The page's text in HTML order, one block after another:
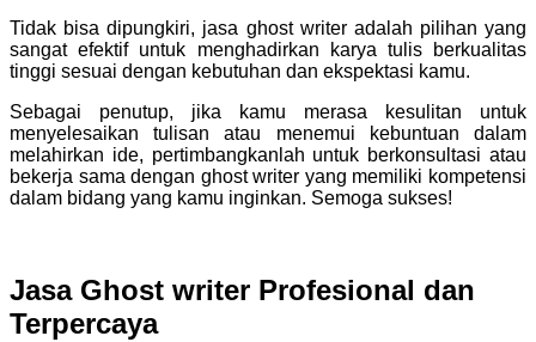
Tidak bisa dipungkiri, jasa ghost writer adalah pilihan yang
sangat efektif untuk menghadirkan karya tulis berkualitas
tinggi sesuai dengan kebutuhan dan ekspektasi kamu.
Sebagai penutup, jika kamu merasa kesulitan untuk
menyelesaikan tulisan atau menemui kebuntuan dalam
melahirkan ide, pertimbangkanlah untuk berkonsultasi atau
bekerja sama dengan ghost writer yang memiliki kompetensi
dalam bidang yang kamu inginkan. Semoga sukses!
Jasa Ghost writer Profesional dan
Terpercaya